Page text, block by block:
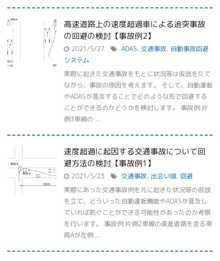
高速道路上の速度超過車による追突事故
の回避の検討【事故例2】
2021/5/27 ADAS, 交通事故, 自動事故回避
システム
実際に起きた交通事故をもとに状況等は仮説をたて
ながら、事故の原因を考えます。 そして、自動運転
やADASが普及することでどのような形で回避する
ことができるのかどうかを検討します。 事故例 片
側3車線の ...
速度超過に起因する交通事故について回
避方法の検討【事故例1】
2021/5/23 交通事故, 出会い頭, 回避
実際にあった交通事故例を元に起きた状況等の仮説
を立て、どういった自動運転機能やADASが普及し
ていれば防ぐことができる可能性があったのか考察
を行います。 事故例 片側2車線の直進道路を走る車
両Aが左側 ...